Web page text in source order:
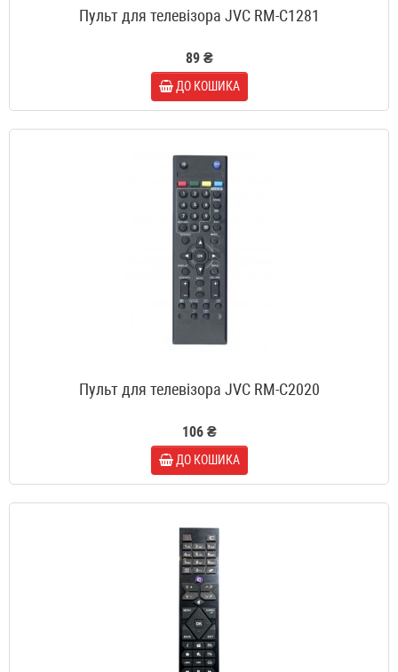
Пульт для телевізора JVC RM-C1281
89 ₴
ДО КОШИКА
Пульт для телевізора JVC RM-C2020
106 ₴
ДО КОШИКА